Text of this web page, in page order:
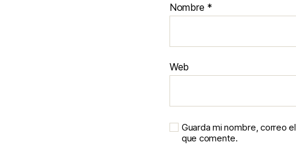
Nombre *
Web
Guarda mi nombre, correo
que comente.